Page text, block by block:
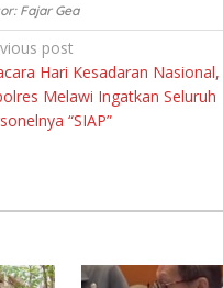
Fajar Gea
post
Hari Kesadaran Nasional,
Melawi Ingatkan Seluruh
“SIAP”